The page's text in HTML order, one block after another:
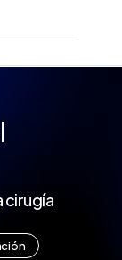
cirugía
ción